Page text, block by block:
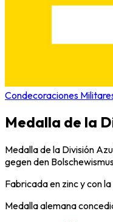
Condecoraciones
Medalla de la
Medalla de la División
gegen den
Fabricada en zinc y con
Medalla alemana